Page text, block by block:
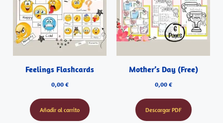
Feelings Flashcards
0,00 €
Añadir al carrito
Mother’s Day (Free)
0,00 €
Descargar PDF